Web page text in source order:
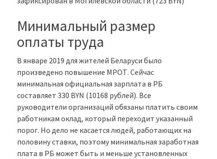
Минимальный размер
оплаты труда
В январе 2019 для жителей Беларуси было
произведено повышение МРОТ. Сейчас
минимальная официальная зарплата в РБ
составляет 330 BYN (10168 рублей). Все
руководители организаций обязаны платить своим
работникам оклад, который переходит указанный
порог. Но дело не касается людей, работающих на
половину ставки, поэтому минимальная заработная
плата в РБ может быть и меньше установленных